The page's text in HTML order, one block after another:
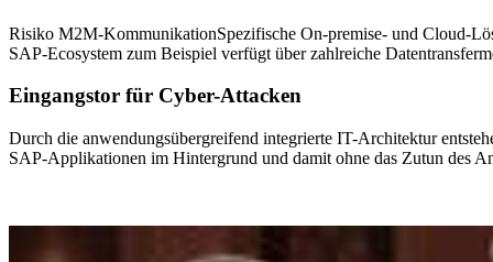
Risiko M2M-KommunikationSpezifische On-premise- und Cloud-
SAP-Ecosystem zum Beispiel verfügt über zahlreiche
Eingangstor für Cyber-Attacken
Durch die anwendungsübergreifend integrierte IT-Architektur
SAP-Applikationen im Hintergrund und damit ohne das Zutun des